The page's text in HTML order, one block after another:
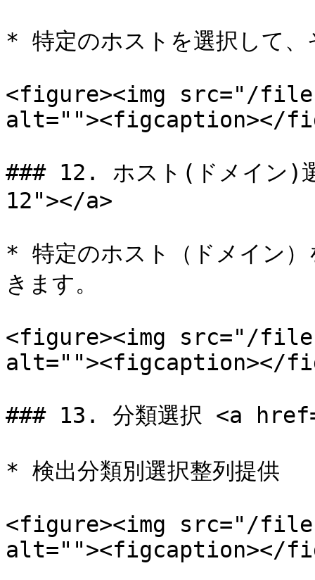
* 特定のホストを選択して、
<figure><img src="/
alt=""><figcaption></
### 12. ホスト(ドメイ
12"></a>
* 特定のホスト（ドメイン）
きます。
<figure><img src="/files/
alt=""><figcaption></
### 13. 分類選択 <a
* 検出分類別選択整列提供
<figure><img src="/files/
alt=""><figcaption></